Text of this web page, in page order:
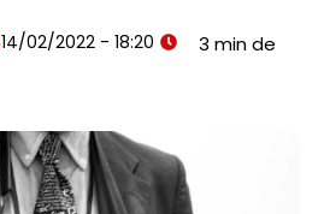
14/02/2022 - 18:20